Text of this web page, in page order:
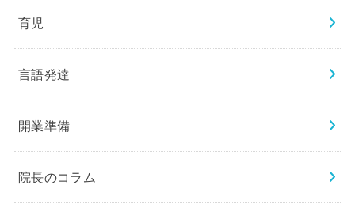
育児
言語発達
開業準備
院長のコラム